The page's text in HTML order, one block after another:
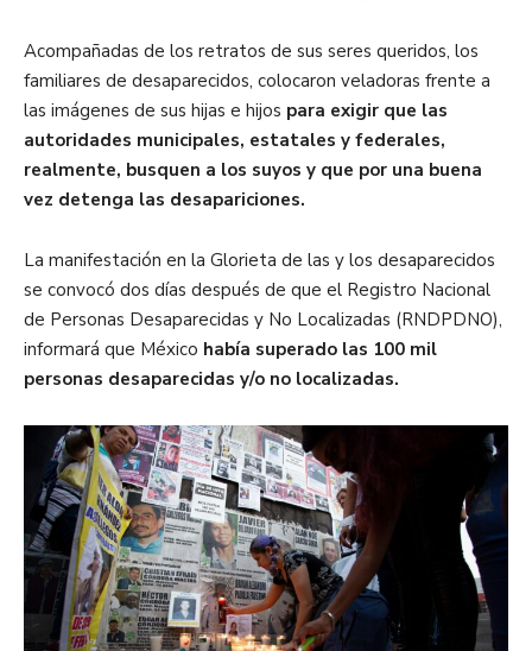
Acompañadas de los retratos de sus seres queridos, los
familiares de desaparecidos, colocaron veladoras frente a
las imágenes de sus hijas e hijos para exigir que las
autoridades municipales, estatales y federales,
realmente, busquen a los suyos y que por una buena
vez detenga las desapariciones.
La manifestación en la Glorieta de las y los desaparecidos
se convocó dos días después de que el Registro Nacional
de Personas Desaparecidas y No Localizadas (RNDPDNO),
informará que México había superado las 100 mil
personas desaparecidas y/o no localizadas.